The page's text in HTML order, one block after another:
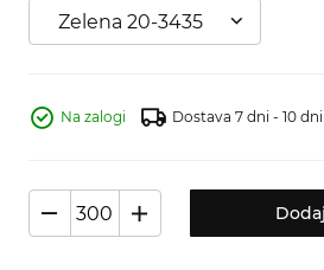
Zelena 20-3435
Na zalogi Dostava 7 dni - 10 dni